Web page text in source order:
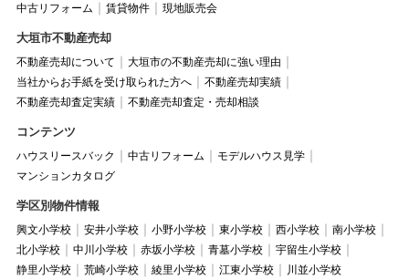
中古リフォーム
賃貸物件 現地販売会
大垣市不動産売却
不動産売却について
大垣市の不動産売却に強い理由
当社からお手紙を受け取られた方へ
不動産売却実績
不動産売却査定実績
不動産売却査定・売却相談
コンテンツ
ハウスリースバック 中古リフォーム
モデルハウス見学
マンションカタログ
学区別物件情報
興文小学校 安井小学校 小野小学校 東小学校 西小学校
南小学校
北小学校
中川小学校 赤坂小学校 青墓小学校
宇留生小学校
静里小学校
荒崎小学校 綾里小学校 江東小学校 川並小学校